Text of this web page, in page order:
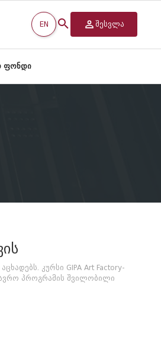
EN შესვლა
ფონდი
კურსი GIPA Art Factory-
პროგრამის შვილობილი